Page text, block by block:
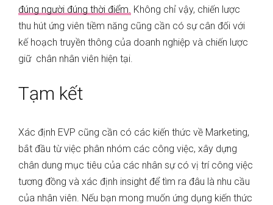
đúng người đúng thời điểm. Không chỉ vậy, chiến lược
thu hút ứng viên tiềm năng cũng cần có sự cân đối với
kế hoạch truyền thông của doanh nghiệp và chiến lược
giữ chân nhân viên hiện tại.
Tạm kết
Xác định EVP cũng cần có các kiến thức về Marketing,
bắt đầu từ việc phân nhóm các công việc, xây dựng
chân dung mục tiêu của các nhân sự có vị trí công việc
tương đồng và xác định insight để tìm ra đâu là nhu cầu
của nhân viên. Nếu bạn mong muốn ứng dụng kiến thức